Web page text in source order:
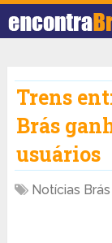
Trens
Brás
usuários
Notícias Brás